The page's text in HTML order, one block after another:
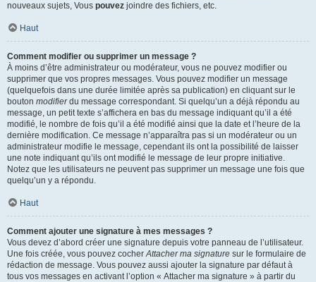
nouveaux sujets, Vous pouvez joindre des fichiers, etc.
Haut
Comment modifier ou supprimer un message ?
À moins d’être administrateur ou modérateur, vous ne pouvez modifier ou
supprimer que vos propres messages. Vous pouvez modifier un message
(quelquefois dans une durée limitée après sa publication) en cliquant sur le
bouton modifierdu message correspondant. Si quelqu’un a déjà répondu au
message, un petit texte s’affichera en bas du message indiquant qu’il a été
modifié, le nombre de fois qu’il a été modifié ainsi que la date et l’heure de la
dernière modification. Ce message n’apparaîtra pas si un modérateur ou un
administrateur modifie le message, cependant ils ont la possibilité de laisser
une note indiquant qu’ils ont modifié le message de leur propre initiative.
Notez que les utilisateurs ne peuvent pas supprimer un message une fois que
quelqu’un y a répondu.
Haut
Comment ajouter une signature à mes messages ?
Vous devez d’abord créer une signature depuis votre panneau de l’utilisateur.
Une fois créée, vous pouvez cocherAttacher ma signature sur le formulaire de
rédaction de message. Vous pouvez aussi ajouter la signature par défaut à
tous vos messages en activant l’option « Attacher ma signature » à partir du